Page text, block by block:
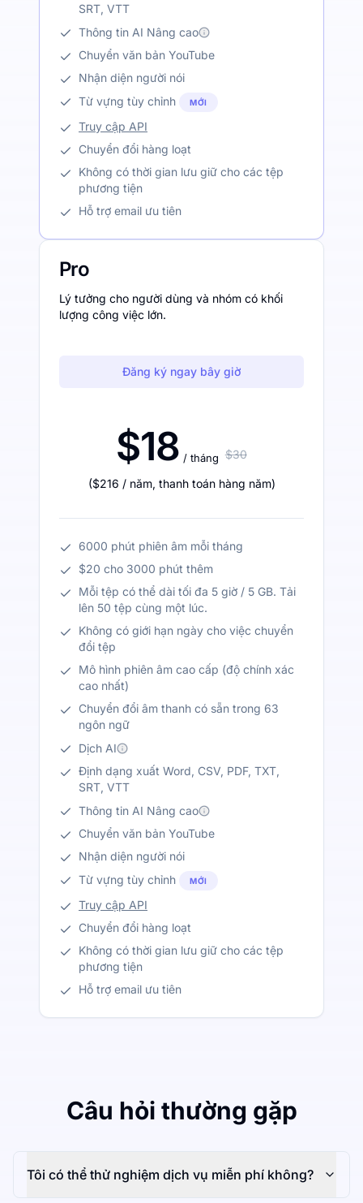
SRT, VTT
Thông tin AI Nâng cao
Chuyển văn bản YouTube
Nhận diện người nói
Từ vựng tùy chỉnh
MỚI
Truy cập API
Chuyển đổi hàng loạt
Không có thời gian lưu giữ cho các tệp
phương tiện
Hỗ trợ email ưu tiên
Pro
Lý tưởng cho người dùng và nhóm có khối
lượng công việc lớn.
Đăng ký ngay bây giờ
$18 / tháng $30
($216 / năm, thanh toán hàng năm)
6000 phút phiên âm mỗi tháng
$20 cho 3000 phút thêm
Mỗi tệp có thể dài tối đa 5 giờ / 5 GB. Tải
lên 50 tệp cùng một lúc.
Không có giới hạn ngày cho việc chuyển
đổi tệp
Mô hình phiên âm cao cấp (độ chính xác
cao nhất)
Chuyển đổi âm thanh có sẵn trong 63
ngôn ngữ
Dịch AI
Định dạng xuất Word, CSV, PDF, TXT,
SRT, VTT
Thông tin AI Nâng cao
Chuyển văn bản YouTube
Nhận diện người nói
Từ vựng tùy chỉnh
MỚI
Truy cập API
Chuyển đổi hàng loạt
Không có thời gian lưu giữ cho các tệp
phương tiện
Hỗ trợ email ưu tiên
Câu hỏi thường gặp
Tôi có thể thử nghiệm dịch vụ miễn phí không?